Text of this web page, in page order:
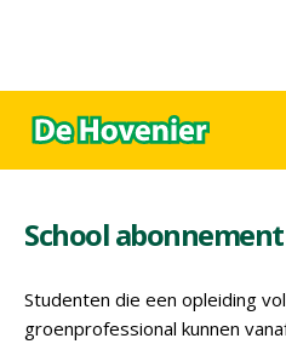
School abonnement
Studenten die een opleiding
groenprofessional kunnen